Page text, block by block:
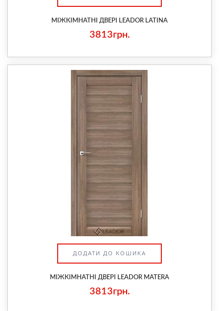
МІЖКІМНАТНІ ДВЕРІ LEADOR LATINA
3813грн.
ДОДАТИ ДО КОШИКА
МІЖКІМНАТНІ ДВЕРІ LEADOR MATERA
3813грн.